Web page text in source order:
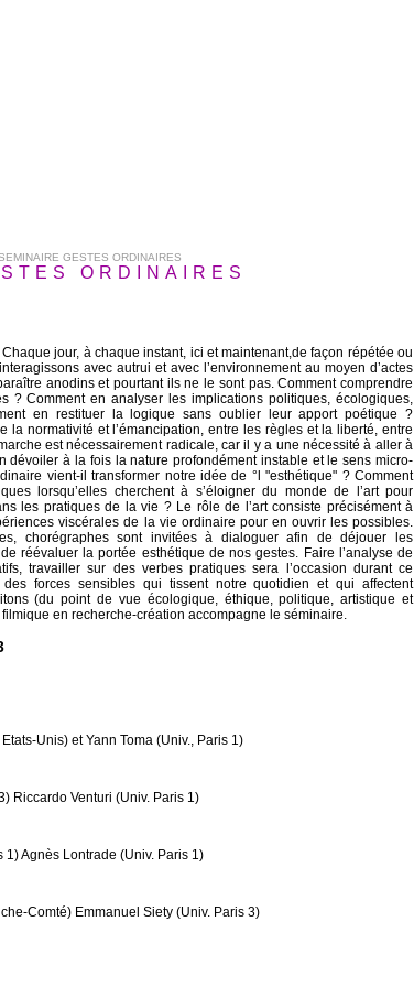
GESTES ORDINAIRES
ORDINAIRES
jour, à chaque instant, ici et maintenant,de façon répétée ou
avec autrui et avec l’environnement au moyen d’actes
anodins et pourtant ils ne le sont pas. Comment comprendre
? Comment en analyser les implications politiques, écologiques,
en restituer la logique sans oublier leur apport poétique ?
la normativité et l’émancipation, entre les règles et la liberté, entre
est nécessairement radicale, car il y a une nécessité à aller à
dévoiler à la fois la nature profondément instable et le sens micro-
vient-il transformer notre idée de °l "esthétique" ? Comment
lorsqu’elles cherchent à s’éloigner du monde de l’art pour
les pratiques de la vie ? Le rôle de l’art consiste précisément à
viscérales de la vie ordinaire pour en ouvrir les possibles.
chorégraphes sont invitées à dialoguer afin de déjouer les
réévaluer la portée esthétique de nos gestes. Faire l’analyse de
travailler sur des verbes pratiques sera l’occasion durant ce
des forces sensibles qui tissent notre quotidien et qui affectent
(du point de vue écologique, éthique, politique, artistique et
en recherche-création accompagne le séminaire.
Unis) et Yann Toma (Univ., Paris 1)
Riccardo Venturi (Univ. Paris 1)
Agnès Lontrade (Univ. Paris 1)
Comté) Emmanuel Siety (Univ. Paris 3)